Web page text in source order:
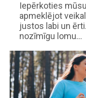
Iepērkoties
apmeklējot
justos labi un
nozīmīgu lomu…